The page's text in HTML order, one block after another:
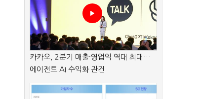
카카오, 2분기 매출·영업익 역대 최대…
에이전트 AI 수익화 관건